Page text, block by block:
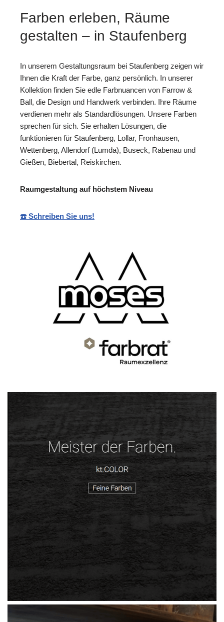
Farben erleben, Räume
gestalten – in Staufenberg
In unserem Gestaltungsraum bei Staufenberg zeigen wir
Ihnen die Kraft der Farbe, ganz persönlich. In unserer
Kollektion finden Sie edle Farbnuancen von Farrow &
Ball, die Design und Handwerk verbinden. Ihre Räume
verdienen mehr als Standardlösungen. Unsere Farben
sprechen für sich. Sie erhalten Lösungen, die
funktionieren für Staufenberg, Lollar, Fronhausen,
Wettenberg, Allendorf (Lumda), Buseck, Rabenau und
Gießen, Biebertal, Reiskirchen.
Raumgestaltung auf höchstem Niveau
☎️ Schreiben Sie uns!